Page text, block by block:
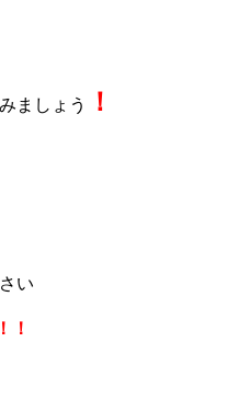
ましょう ！
い
！